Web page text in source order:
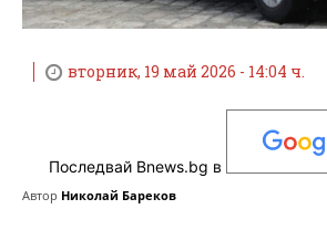
вторник, 19 май 2026 - 14:04 ч.
Последвай Bnews.bg в
Автор Николай Бареков